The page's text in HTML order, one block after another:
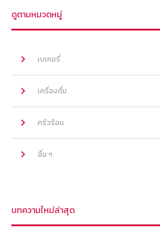
ดูตามหมวดหมู่
เบเกอรี่
เครื่องดื่ม
ครัวร้อน
อื่น ๆ
บทความใหม่ล่าสุด